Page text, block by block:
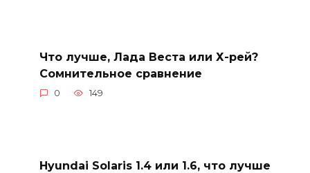
Что лучше, Лада Веста или Х-рей?
Сомнительное сравнение
0 149
Hyundai Solaris 1.4 или 1.6, что лучше